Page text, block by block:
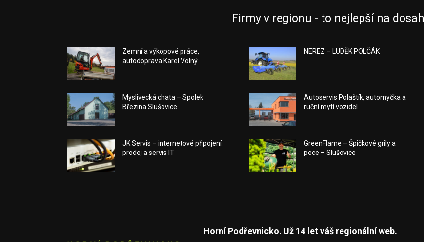
Firmy v regionu - to nejlepší na dosah
Zemní a výkopové práce,
autodoprava Karel Volný
Myslivecká chata – Spolek
Březina Slušovice
JK Servis – internetové připojení,
prodej a servis IT
NEREZ – LUDĚK POLČÁK
Autoservis Polaštík, automyčka a
ruční mytí vozidel
GreenFlame – Špičkové grily a
pece – Slušovice
Horní Podřevnicko. Už 14 let váš regionální web.